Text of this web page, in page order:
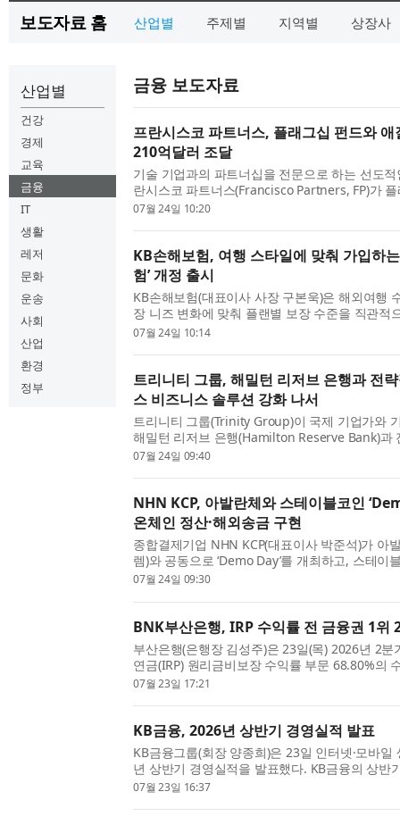
보도자료 홈 산업별 주제별 지역별 상장사
산업별
건강
경제
교육
금융
IT
생활
레저
문화
운송
사회
산업
환경
정부
금융 보도자료
프란시스코 파트너스, 플래그십 펀드와
210억달러 조달
기술 기업과의 파트너십을 전문으로 하는 선도
란시스코 파트너스(Francisco Partners, FP)가
시스코 파트너스 VIII(Francisco Partners VIII,
07월 24일 10:20
KB손해보험, 여행 스타일에 맞춰 가입하
험’ 개정 출시
KB손해보험(대표이사 사장 구본욱)은 해외여행
장 니즈 변화에 맞춰 플랜별 보장 수준을 직관적
수 있도록 ‘KB해외여행보험’을 개정 출시했다고
07월 24일 10:14
트리니티 그룹, 해밀턴 리저브 은행과 전
스 비즈니스 솔루션 강화 나서
트리니티 그룹(Trinity Group)이 국제 기업가와
해밀턴 리저브 은행(Hamilton Reserve Bank)과
구축하고, 네비스 국제사업회사(Nevis
07월 24일 09:40
NHN KCP, 아발란체와 스테이블코인
온체인 정산·해외송금 구현
종합결제기업 NHN KCP(대표이사 박준석)가 아
렘)와 공동으로 ‘Demo Day’를 개최하고, 스테이
산 확장 모델을 공개했다고 24일 밝혔다. 7월 23
07월 24일 09:30
BNK부산은행, IRP 수익률 전 금융권 1위
부산은행(은행장 김성주)은 23일(목) 2026년 2분
연금(IRP) 원리금비보장 수익률 부문 68.80%의
지난 1분기에 이어 2분기 연속 전 금융권 1위를
07월 23일 17:21
KB금융, 2026년 상반기 경영실적 발표
KB금융그룹(회장 양종희)은 23일 인터넷·모바
년 상반기 경영실적을 발표했다. KB금융의 상반
동기 대비 13.1% 증가한 3조8846억원, ROE는
07월 23일 16:37